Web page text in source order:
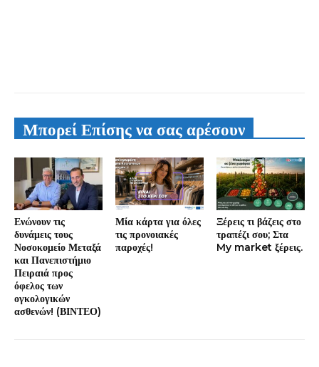
Μπορεί Επίσης να σας αρέσουν
Ενώνουν τις
δυνάμεις τους
Νοσοκομείο Μεταξά
και Πανεπιστήμιο
Πειραιά προς
όφελος των
ογκολογικών
ασθενών! (ΒΙΝΤΕΟ)
Μία κάρτα για όλες
τις προνοιακές
παροχές!
Ξέρεις τι βάζεις στο
τραπέζι σου; Στα
My market ξέρεις.